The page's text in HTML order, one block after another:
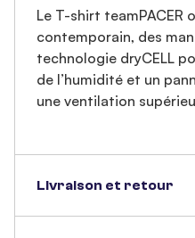
Le T-shirt teamPACER
contemporain, des
technologie dryCELL
de l’humidité et un
une ventilation
Livraison et retour